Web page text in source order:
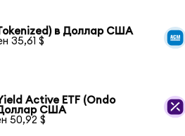
в Доллар США
35,61 $
Active ETF (Ondo
США
50,92 $